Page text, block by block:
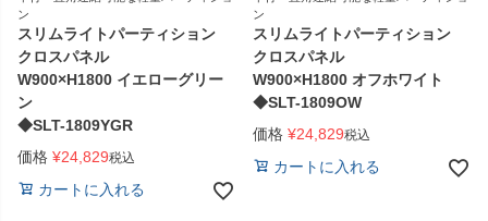
ン
スリムライトパーティション
クロスパネル
W900×H1800 イエローグリー
ン
◆SLT-1809YGR
価格 ¥24,829税込
カートに入れる
ン
スリムライトパーティション
クロスパネル
W900×H1800 オフホワイト
◆SLT-1809OW
価格 ¥24,829税込
カートに入れる